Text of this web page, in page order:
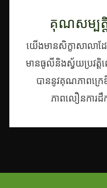
គុណសម្បត្
យើងមានសិក្ខាសាលា
មានធូលីនិងស្វ័យប្រវត្តិ
បាននូវគុណភាពក្រ
ភាពលឿនការ